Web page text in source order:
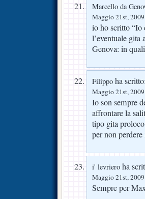
Marcello da
Maggio 21st,
io ho scritto
l’eventuale
Genova: in
Filippo ha scritto:
Maggio 21st,
Io son sempre
affrontare la
tipo gita
per non
i' levriero ha
Maggio 21st,
Sempre per